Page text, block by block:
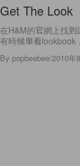
Get The Look
在H&M的官網上找到
有時候單看lookbook
By popbeebee/2010年